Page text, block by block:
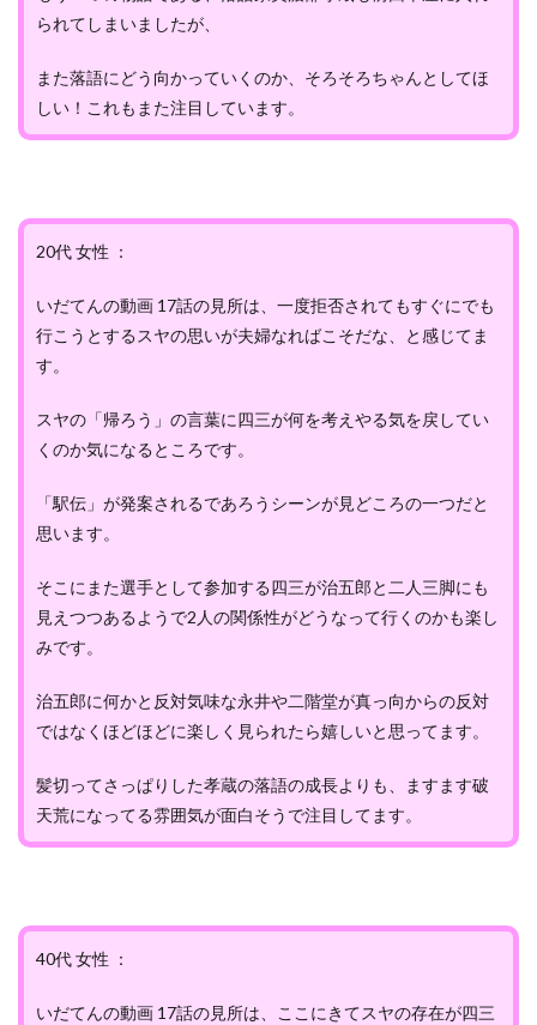
られてしまいましたが、
また落語にどう向かっていくのか、そろそろちゃんとしてほ
しい！これもまた注目しています。
20代 女性 ：
いだてんの動画 17話の見所は、一度拒否されてもすぐにでも
行こうとするスヤの思いが夫婦なればこそだな、と感じてま
す。
スヤの「帰ろう」の言葉に四三が何を考えやる気を戻してい
くのか気になるところです。
「駅伝」が発案されるであろうシーンが見どころの一つだと
思います。
そこにまた選手として参加する四三が治五郎と二人三脚にも
見えつつあるようで2人の関係性がどうなって行くのかも楽し
みです。
治五郎に何かと反対気味な永井や二階堂が真っ向からの反対
ではなくほどほどに楽しく見られたら嬉しいと思ってます。
髪切ってさっぱりした孝蔵の落語の成長よりも、ますます破
天荒になってる雰囲気が面白そうで注目してます。
40代 女性 ：
いだてんの動画 17話の見所は、ここにきてスヤの存在が四三